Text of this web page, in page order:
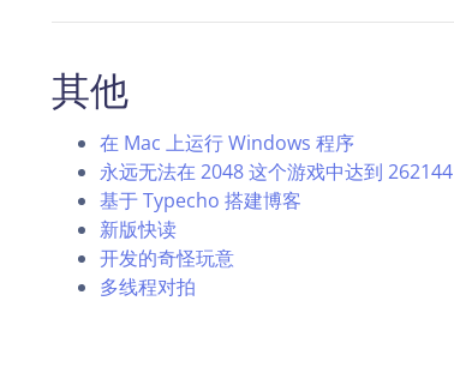
其他
在 Mac 上运行 Windows 程序
永远无法在 2048 这个游戏中达到 262144
基于 Typecho 搭建博客
新版快读
开发的奇怪玩意
多线程对拍